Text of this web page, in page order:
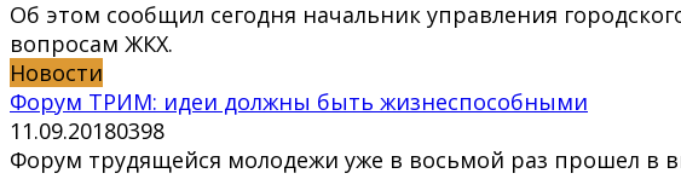
Об этом сообщил сегодня начальник управления
вопросам ЖКХ.
Новости
Форум ТРИМ: идеи должны быть жизнеспособными
11.09.20180398
Форум трудящейся молодежи уже в восьмой раз прошел в